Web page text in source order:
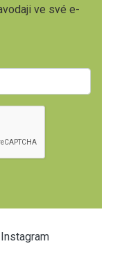
ve své e-
Instagram